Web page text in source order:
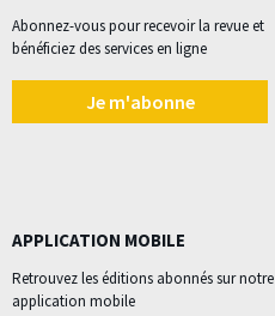
Abonnez-vous pour recevoir la revue et
bénéficiez des services en ligne
Je m'abonne
APPLICATION MOBILE
Retrouvez les éditions abonnés sur notre
application mobile